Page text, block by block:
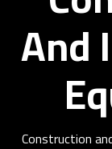
And
Construction